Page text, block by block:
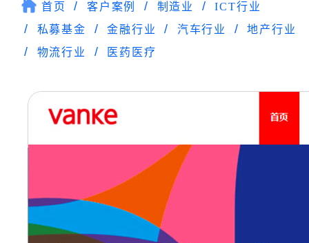
首页 客户案例 制造业
ICT行业
私募基金
金融行业 汽车行业
地产行业
物流行业
医药医疗